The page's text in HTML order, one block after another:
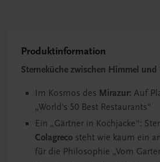
Produktinformation
Sterneküche zwischen Himmel und
Im Kosmos des Mirazur: Auf
„World's 50 Best Restaurants"
Ein „Gärtner in Kochjacke“:
Colagreco steht wie kaum ein
für die Philosophie „Vom